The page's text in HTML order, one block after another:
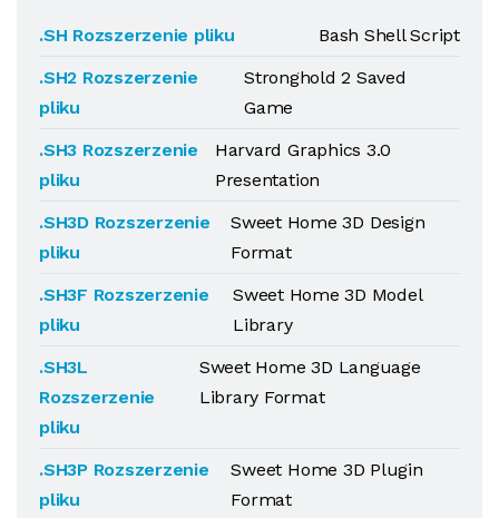
.SH Rozszerzenie pliku
Bash Shell Script
.SH2 Rozszerzenie
pliku
Stronghold 2 Saved
Game
.SH3 Rozszerzenie
pliku
Harvard Graphics 3.0
Presentation
.SH3D Rozszerzenie
pliku
Sweet Home 3D Design
Format
.SH3F Rozszerzenie
pliku
Sweet Home 3D Model
Library
.SH3L
Rozszerzenie
pliku
Sweet Home 3D Language
Library Format
.SH3P Rozszerzenie
pliku
Sweet Home 3D Plugin
Format